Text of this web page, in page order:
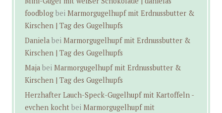
foodblogbei Marmorgugelhupf mit Erdnussbutter &
Kirschen | Tag des Gugelhupfs
Daniela bei Marmorgugelhupf mit Erdnussbutter &
Kirschen | Tag des Gugelhupfs
Maja bei Marmorgugelhupf mit Erdnussbutter &
Kirschen | Tag des Gugelhupfs
Herzhafter Lauch-Speck-Gugelhupf mit Kartoffeln -
evchen kochtbei Marmorgugelhupf mit